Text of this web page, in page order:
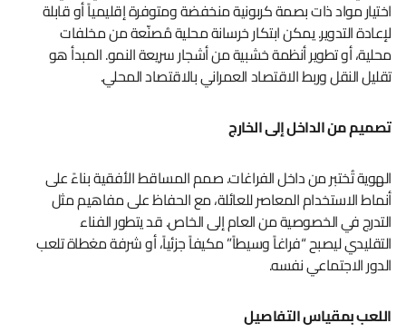
اختيار مواد ذات بصمة كربونية منخفضة ومتوفرة إقليمياً أو قابلة
لإعادة التدوير. يمكن ابتكار خرسانة محلية مُصنّعة من مخلفات
محلية، أو تطوير أنظمة خشبية من أشجار سريعة النمو. المبدأ هو
تقليل النقل وربط الاقتصاد العمراني بالاقتصاد المحلي.
تصميم من الداخل إلى الخارج
الهوية تُختبر من داخل الفراغات. صمم المساقط الأفقية بناءً على
أنماط الاستخدام المعاصر للعائلة، مع الحفاظ على مفاهيم مثل
التدرج في الخصوصية من العام إلى الخاص. قد يتطور الفناء
التقليدي ليصبح “فراغاً وسيطاً” مكيفاً جزئياً، أو شرفة مغطاة تلعب
الدور الاجتماعي نفسه.
اللعب بمقياس التفاصيل